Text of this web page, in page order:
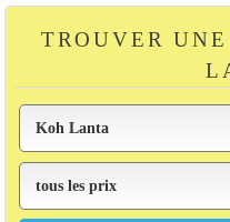
TROUVER